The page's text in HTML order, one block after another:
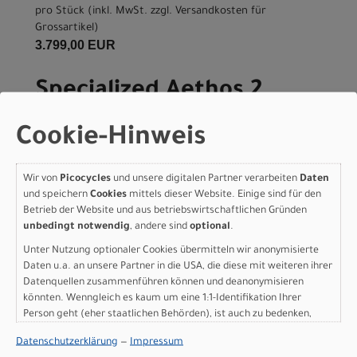
pro Stück (inkl. MwSt. zzgl. Versandkosten für
Grossartikel )
3.799,00 EUR
Specialized Aethos 2
Frameset - FACT 10r
Carbon SATIN NEBULA
METALLIC / BURNT GOLD
METALLIC 52
Modelljahr 2026
Nicht im Laden verfügbar - Jetzt anfragen!
Farbe: SATIN NEBULA METALLIC / BURNT GOLD METALLIC
pro Stück (inkl. MwSt. zzgl.Versandkosten für
Grossartikel)
Cookie-Hinweis
Wir von Picocycles und unsere digitalen Partner verarbeiten Daten
und speichern Cookies mittels dieser Website. Einige sind für den
Betrieb der Website und aus betriebswirtschaftlichen Gründen
unbedingt notwendig, andere sind optional.
Unter Nutzung optionaler Cookies übermitteln wir anonymisierte
Daten u.a. an unsere Partner in die USA, die diese mit weiteren ihrer
Datenquellen zusammenführen können und deanonymisieren
könnten. Wenngleich es kaum um eine 1:1-Identifikation Ihrer
Person geht (eher staatlichen Behörden), ist auch zu bedenken,
sind wie bei uns in der Europäischen Union.
Datenschutzerklärung — Impressum